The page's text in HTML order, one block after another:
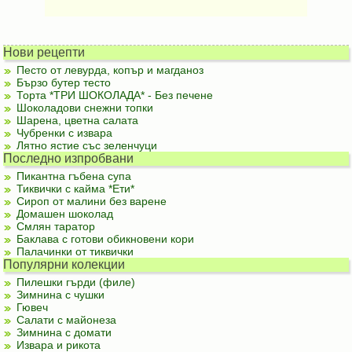
Нови рецепти
Песто от левурда, копър и магданоз
Бързо бутер тесто
Торта *ТРИ ШОКОЛАДА* - Без печене
Шоколадови снежни топки
Шарена, цветна салата
Чубренки с извара
Лятно ястие със зеленчуци
Последно изпробвани
Пикантна гъбена супа
Тиквички с кайма *Ети*
Сироп от малини без варене
Домашен шоколад
Смлян таратор
Баклава с готови обикновени кори
Палачинки от тиквички
Популярни колекции
Пилешки гърди (филе)
Зимнина с чушки
Гювеч
Салати с майонеза
Зимнина с домати
Извара и рикота